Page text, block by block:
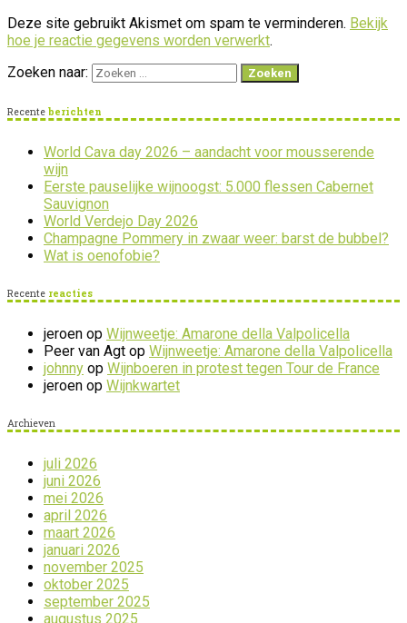
Deze site gebruikt Akismet om spam te verminderen. Bekijk
hoe je reactie gegevens worden verwerkt.
Zoeken naar:
Recente berichten
World Cava day 2026 – aandacht voor mousserende
wijn
Eerste pauselijke wijnoogst: 5.000 flessen Cabernet
Sauvignon
World Verdejo Day 2026
Champagne Pommery in zwaar weer: barst de bubbel?
Wat is oenofobie?
Recente reacties
jeroen op Wijnweetje: Amarone della Valpolicella
Peer van Agt op Wijnweetje: Amarone della Valpolicella
johnny op Wijnboeren in protest tegen Tour de France
jeroen op Wijnkwartet
Archieven
juli 2026
juni 2026
mei 2026
april 2026
maart 2026
januari 2026
november 2025
oktober 2025
september 2025
augustus 2025